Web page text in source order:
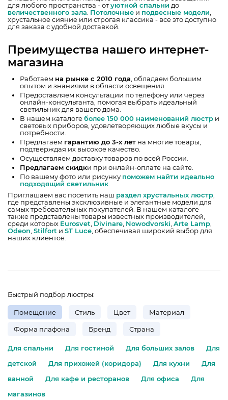
для любого пространства - отуютной спальни до
величественного зала Потолочные и подвесные модели
хрустальное сияние или строгая классика - все это доступно
для заказа с удобной доставкой.
Преимущества нашего интернет-
магазина
Работаем на рынке с 2010 года , обладаем большим
опытом и знаниями в области освещения.
Предоставляем консультации по телефону или через
онлайн-консультанта, помогая выбрать идеальный
светильник для вашего дома.
В нашем каталогеболее 150 000 наименований люстр и
световых приборов, удовлетворяющих любые вкусы и
потребности.
Предлагаем гарантию до 3-х лет на многие товары,
подтверждая их высокое качество.
Осуществляем доставку товаров по всей России.
Предлагаем скидки при онлайн-оплате на сайте.
По вашему фото или рисунку поможем найти идеально
подходящий светильник
Приглашаем вас посетить наш раздел хрустальных люстр
где представлены эксклюзивные и элегантные модели для
самых требовательных покупателей. В нашем каталоге
также представлены товары известных производителей,
среди которых Eurosvet Divinare Nowodvorski ,Arte Lamp
Odeon ,Stilfort иST Luce , обеспечивая широкий выбор для
наших клиентов.
Быстрый подбор люстры:
Помещение Стиль Цвет Материал
Форма плафона Бренд Страна
Для спальни Для гостиной Для больших залов
Для
детской
Для прихожей (коридора) Для кухни
Для
ванной
Для кафе и ресторанов Для офиса
Для
магазинов